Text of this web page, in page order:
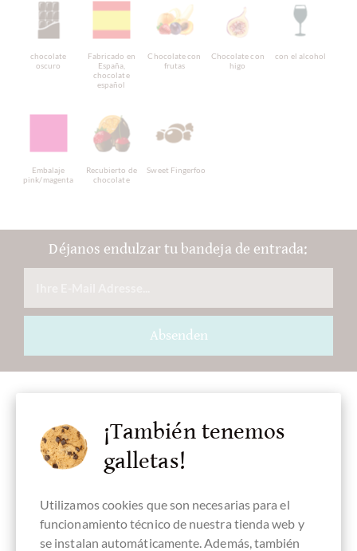
chocolate
oscuro
Fabricado en
España,
chocolate
español
Chocolate con
frutas
Chocolate con
higo
con el alcohol
Embalaje
pink/magenta
Recubierto de
chocolate
Sweet Fingerfood
Déjanos endulzar tu bandeja de entrada:
Absenden
Accesorios
¡También tenemos
galletas!
Utilizamos cookies que son necesarias para el
funcionamiento técnico de nuestra tienda web y
se instalan automáticamente. Además, también